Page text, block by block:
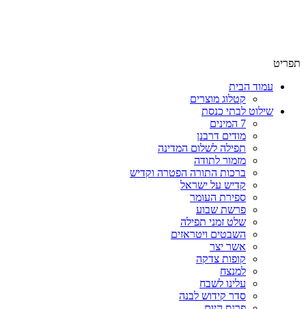
תפריט
עמוד הבית
קטלוג מוצרים
שילוט לבתי כנסת
7 המינים
מודים דרבנן
תפילה לשלום המדינה
מזמור לתודה
ברכות התורה הפטרה וקדיש
קדיש על ישראל
ספירת העומר
פרשת שבוע
שלט זמני תפילה
השבטים ויטראזים
אשר יצר
קופות צדקה
למנצח
עלינו לשבח
סדר קידוש לבנה